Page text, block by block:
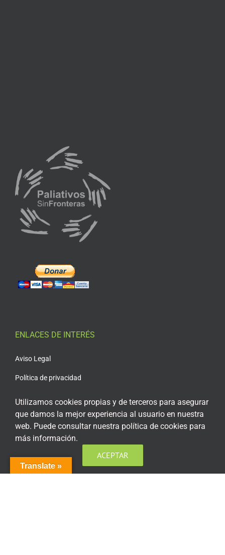
ENLACES DE INTERÉS
Aviso Legal
Política de privacidad
Política de cookies
Condiciones generales de contratación
Acceso plataforma de teleformación
Translate »
Utilizamos cookies propias y de terceros para asegurar
que damos la mejor experiencia al usuario en nuestra
web. Puede consultar nuestra política de cookies para
más información.
ACEPTAR